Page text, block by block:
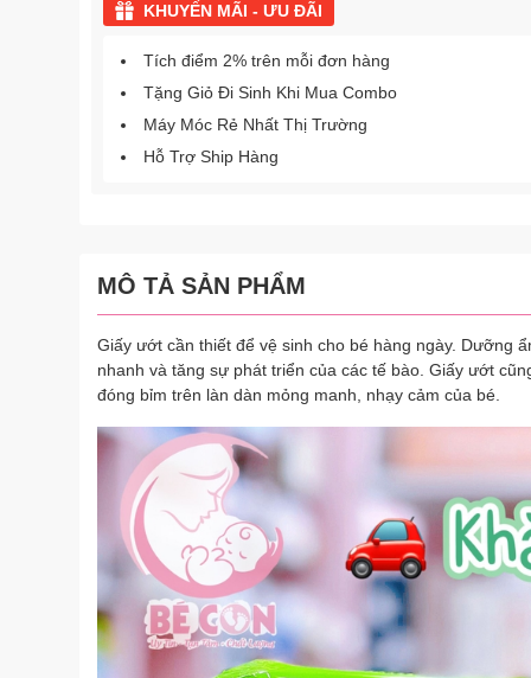
KHUYẾN MÃI - ƯU ĐÃI
Tích điểm 2% trên mỗi đơn hàng
Tặng Giỏ Đi Sinh Khi Mua Combo
Máy Móc Rẻ Nhất Thị Trường
Hỗ Trợ Ship Hàng
MÔ TẢ SẢN PHẨM
Giấy ướt cần thiết để vệ sinh cho bé hàng ngày. Dưỡng
nhanh và tăng sự phát triển của các tế bào. Giấy ướt
đóng bỉm trên làn dàn mỏng manh, nhạy cảm của bé.